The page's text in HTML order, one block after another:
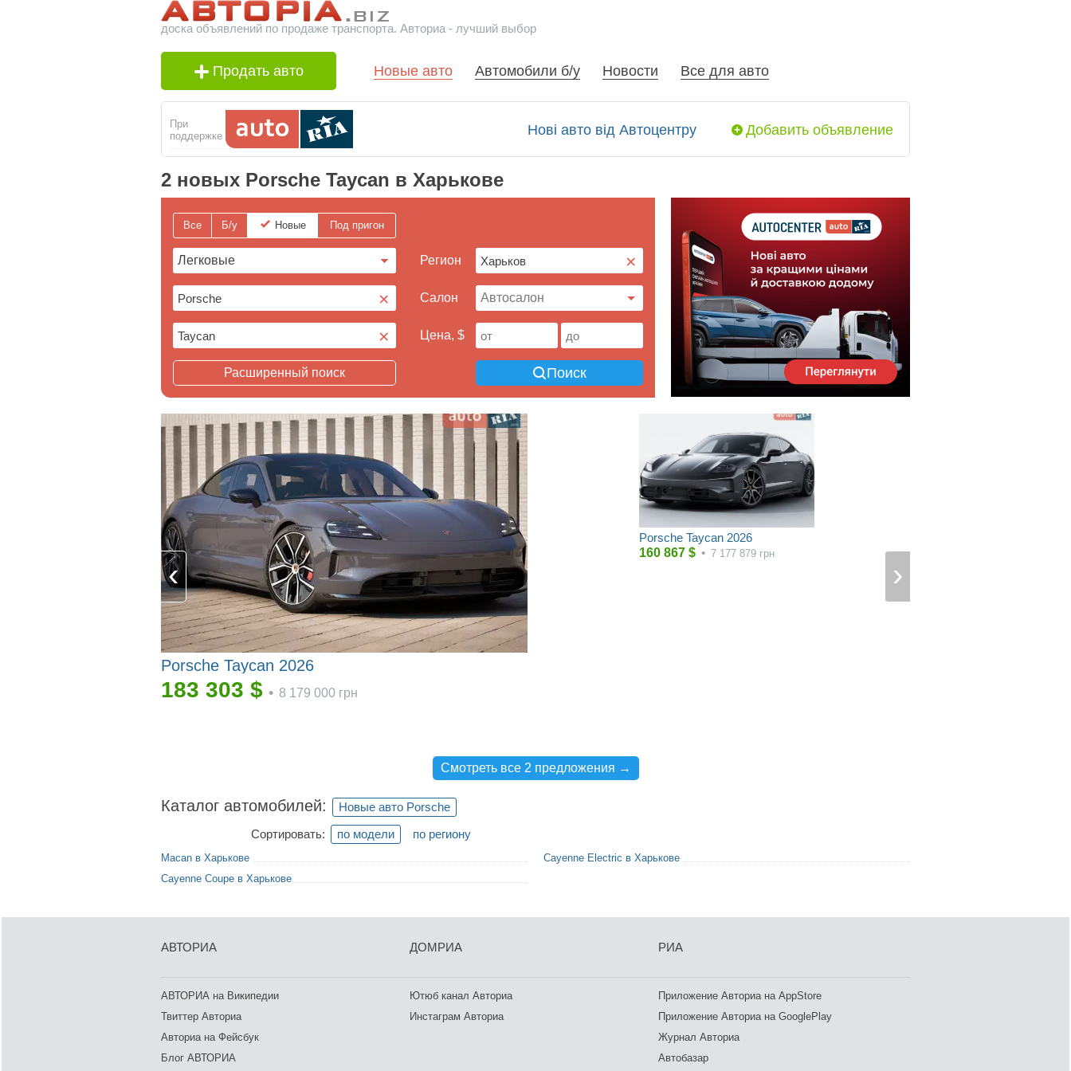
доска объявлений по продаже транспорта. Авториа - лучший выбор
Продать авто Новые авто Автомобили б/у Новости Все для авто
При
поддержке
Нові авто від Автоцентру Добавить объявление
2 новых Porsche Taycan в Харькове
Все Б/у Новые Под пригон
×
×
Регион ×
Cалон
Цена, $
Расширенный поиск Поиск
Porsche Taycan 2026
183 303 $ • 8 179 000 грн
Porsche Taycan 2026
160 867 $ • 7 177 879 грн
Смотреть все 2 предложения →
Каталог автомобилей:
Новые авто Porsche
Сортировать:
по модели по региону
Macan в Харькове
Cayenne Coupe в Харькове
Cayenne Electric в Харькове
АВТОРИА ДОМРИА РИА
АВТОРИА на Википедии
Твиттер Авториа
Авториа на Фейсбук
Блог АВТОРИА
Ютюб канал Авториа
Инстаграм Авториа
Приложение Авториа на AppStore
Приложение Авториа на GooglePlay
Журнал Авториа
Автобазар